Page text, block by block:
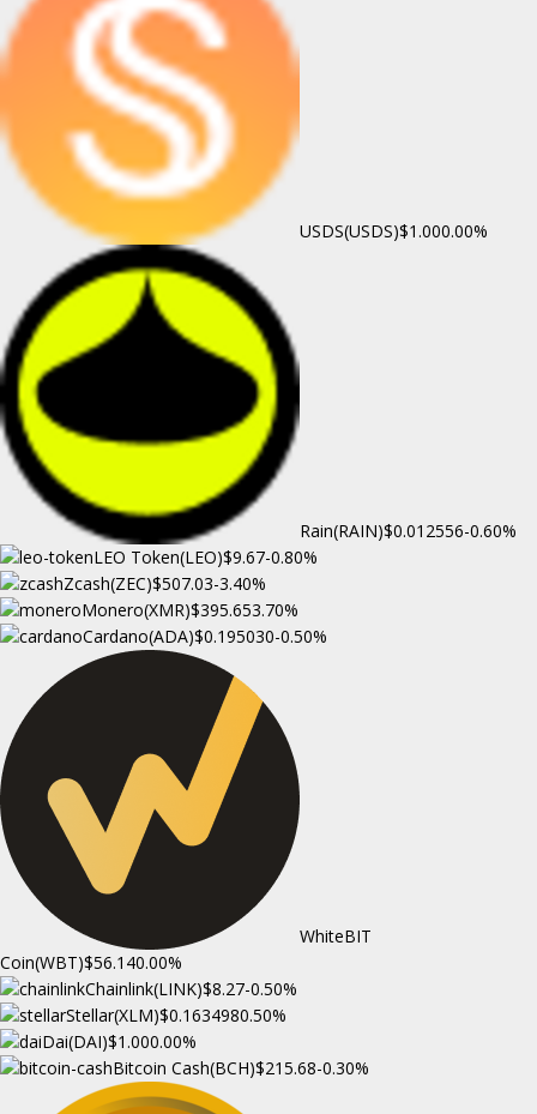
USDS(USDS)$1.000.00%
Rain(RAIN)$0.012556-0.60%
LEO Token(LEO)$9.67-0.80%
Zcash(ZEC)$507.03-3.40%
Monero(XMR)$395.653.70%
Cardano(ADA)$0.195030-0.50%
WhiteBIT
Coin(WBT)$56.140.00%
Chainlink(LINK)$8.27-0.50%
Stellar(XLM)$0.1634980.50%
Dai(DAI)$1.000.00%
Bitcoin Cash(BCH)$215.68-0.30%